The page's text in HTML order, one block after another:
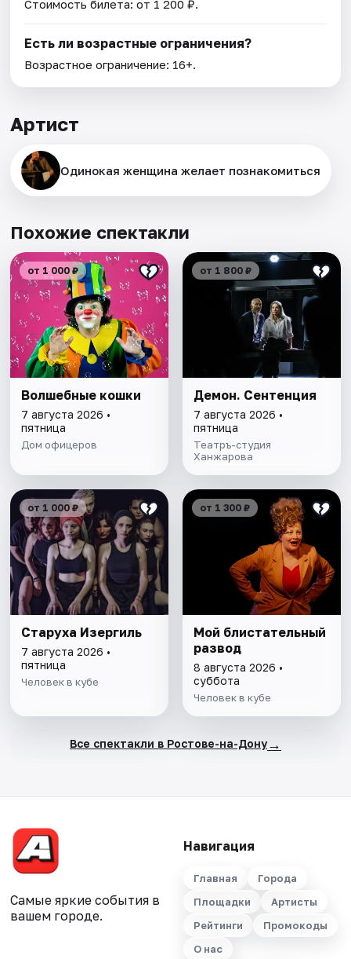
Стоимость билета: от 1 200 ₽.
Есть ли возрастные ограничения?
Возрастное ограничение: 16+.
Артист
Одинокая женщина желает познакомиться
Похожие спектакли
от 1 000 ₽
Волшебные кошки
7 августа 2026 •
пятница
Дом офицеров
от 1 800 ₽
Демон. Сентенция
7 августа 2026 •
пятница
Театръ-студия
Ханжарова
от 1 000 ₽
Старуха Изергиль
7 августа 2026 •
пятница
Человек в кубе
от 1 300 ₽
Мой блистательный
развод
8 августа 2026 •
суббота
Человек в кубе
Все спектакли в Ростове-на-Дону→
Самые яркие события в
вашем городе.
Навигация
Главная
Города
Площадки
Артисты
Рейтинги
Промокоды
О нас